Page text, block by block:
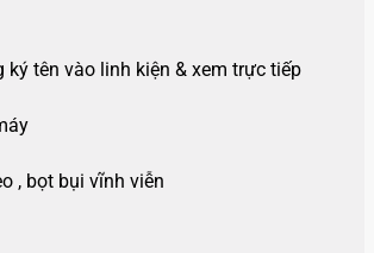
ký tên vào linh kiện & xem trực tiếp
, bọt bụi vĩnh viễn